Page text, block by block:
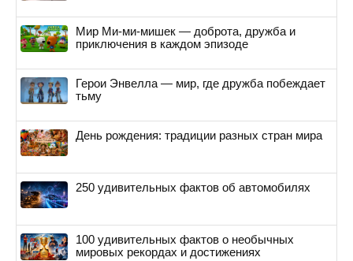
Мир Ми-ми-мишек — доброта, дружба и
приключения в каждом эпизоде
Герои Энвелла — мир, где дружба побеждает
тьму
День рождения: традиции разных стран мира
250 удивительных фактов об автомобилях
100 удивительных фактов о необычных
мировых рекордах и достижениях